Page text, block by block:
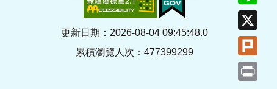
更新日期：2026-08-04 09:45:48.0
累積瀏覽人次：477399299